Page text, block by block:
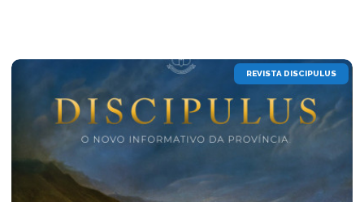
REVISTA DISCIPULUS